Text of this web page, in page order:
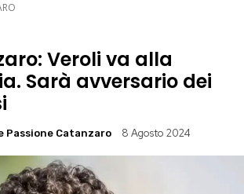
Veroli va alla
Sarà avversario dei
Passione Catanzaro 8 Agosto 2024